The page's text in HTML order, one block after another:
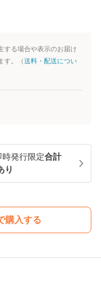
する場合や表示のお届け
す。（送料・配送につい
発行限定合計
り
購入する